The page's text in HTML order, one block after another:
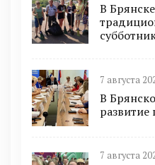
В
7 августа
В
7 августа